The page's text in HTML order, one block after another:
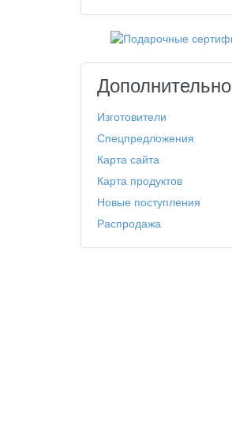
Дополнительно
Изготовители
Спецпредложения
Карта сайта
Карта продуктов
Новые поступления
Распродажа